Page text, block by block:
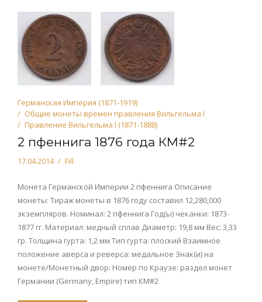
Германская Империя (1871-1919)
Общие монеты времен правления Вильгельма I
Правление Вильгельма I (1871-1888)
2 пфеннига 1876 года КМ#2
17.04.2014 Fill
Монета Германской Империи 2 пфеннига Описание
монеты: Тираж монеты в 1876 году составил 12,280,000
экземпляров. Номинал: 2 пфеннига Год(ы) чеканки: 1873-
1877 гг. Материал: медный сплав Диаметр: 19,8 мм Вес: 3,33
гр. Толщина гурта: 1,2 мм Тип гурта: плоский Взаимное
положение аверса и реверса: медальное Знак(и) на
монете/Монетный двор: Номер по Краузе: раздел монет
Германии (Germany, Empire) тип КМ#2